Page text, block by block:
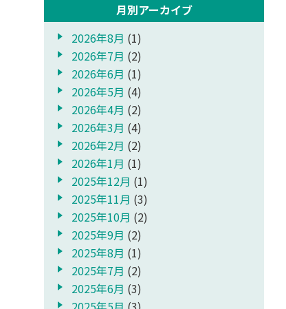
月別アーカイブ
2026年8月 (1)
2026年7月 (2)
2026年6月 (1)
2026年5月 (4)
2026年4月 (2)
2026年3月 (4)
2026年2月 (2)
2026年1月 (1)
2025年12月 (1)
2025年11月 (3)
2025年10月 (2)
2025年9月 (2)
2025年8月 (1)
2025年7月 (2)
2025年6月 (3)